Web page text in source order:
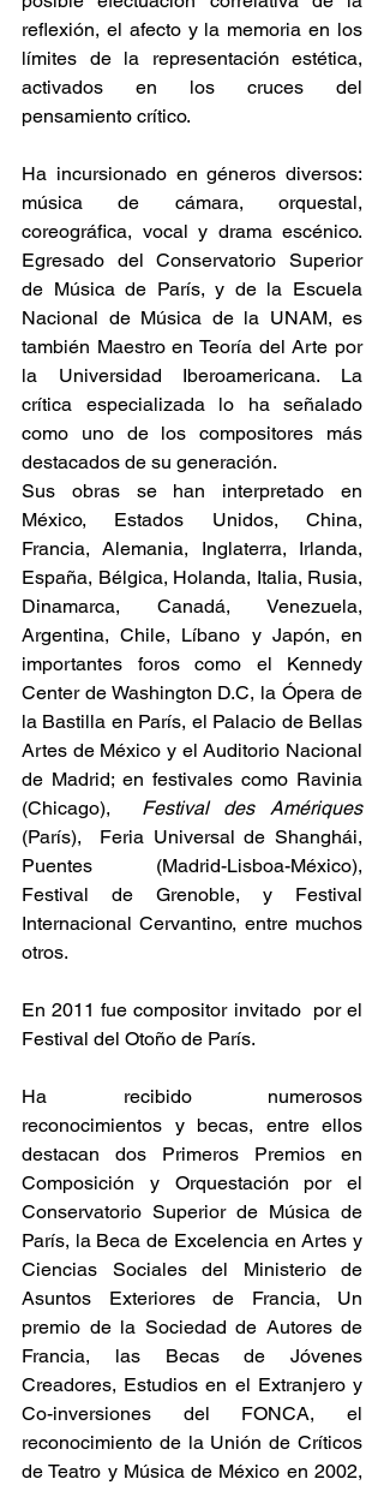
reflexión, el afecto y la memoria en los
límites de la representación estética,
activados en los cruces del
pensamiento crítico.
Ha incursionado en géneros diversos:
música de cámara, orquestal,
coreográfica, vocal y drama escénico.
Egresado del Conservatorio Superior
de Música de París, y de la Escuela
Nacional de Música de la UNAM, es
también Maestro en Teoría del Arte por
la Universidad Iberoamericana. La
crítica especializada lo ha señalado
como uno de los compositores más
destacados de su generación.
Sus obras se han interpretado en
México, Estados Unidos, China,
Francia, Alemania, Inglaterra, Irlanda,
España, Bélgica, Holanda, Italia, Rusia,
Dinamarca, Canadá, Venezuela,
Argentina, Chile, Líbano y Japón, en
importantes foros como el Kennedy
Center de Washington D.C, la Ópera de
la Bastilla en París, el Palacio de Bellas
Artes de México y el Auditorio Nacional
de Madrid; en festivales como Ravinia
(Chicago), Festival des Amériques
(París),  Feria Universal de Shanghái,
Puentes (Madrid-Lisboa-México),
Festival de Grenoble, y Festival
Internacional Cervantino, entre muchos
otros.
En 2011 fue compositor invitado  por el
Festival del Otoño de París.
Ha recibido numerosos
reconocimientos y becas, entre ellos
destacan dos Primeros Premios en
Composición y Orquestación por el
Conservatorio Superior de Música de
París, la Beca de Excelencia en Artes y
Ciencias Sociales del Ministerio de
Asuntos Exteriores de Francia, Un
premio de la Sociedad de Autores de
Francia, las Becas de Jóvenes
Creadores, Estudios en el Extranjero y
Co-inversiones del FONCA, el
reconocimiento de la Unión de Críticos
de Teatro y Música de México en 2002,